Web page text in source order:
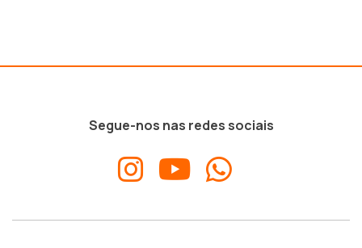
Segue-nos nas redes sociais